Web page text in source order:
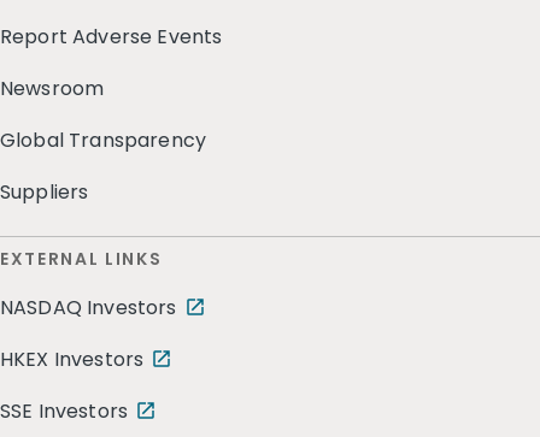
Report Adverse Events
Newsroom
Global Transparency
Suppliers
EXTERNAL LINKS
NASDAQ Investors
HKEX Investors
SSE Investors